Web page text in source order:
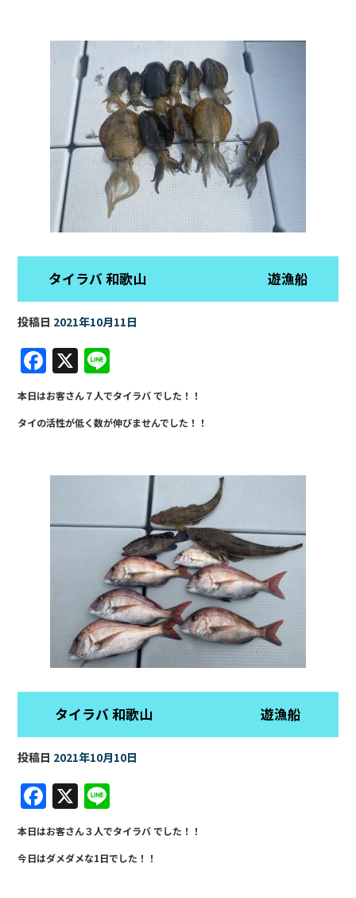
o
k
タイラバ 和歌山 遊漁船
投稿日 2021年10月11日
F
a
c
e
k
X
n
e
本日はお客さん７人でタイラバ でした！！
タイの活性が低く数が伸びませんでした！！
タイラバ 和歌山 遊漁船
投稿日 2021年10月10日
F
a
c
e
X
n
e
本日はお客さん３人でタイラバ でした！！
今日はダメダメな1日でした！！